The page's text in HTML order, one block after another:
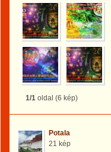
1/1 oldal (6 kép)
Potala
21 kép